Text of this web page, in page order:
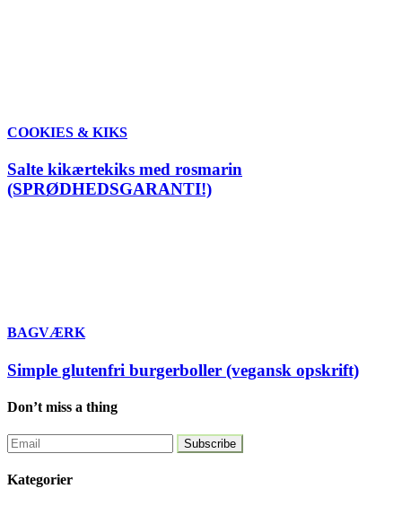
COOKIES & KIKS
Salte kikærtekiks med rosmarin
(SPRØDHEDSGARANTI!)
BAGVÆRK
Simple glutenfri burgerboller (vegansk opskrift)
Don’t miss a thing
Kategorier